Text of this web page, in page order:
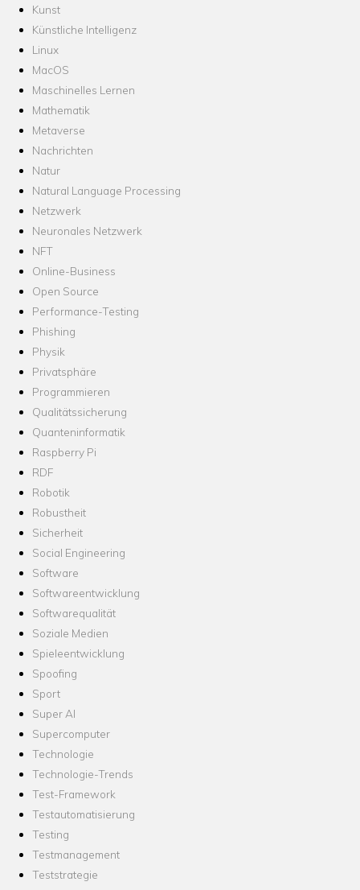
Kunst
Künstliche Intelligenz
Linux
MacOS
Maschinelles Lernen
Mathematik
Metaverse
Nachrichten
Natur
Natural Language Processing
Netzwerk
Neuronales Netzwerk
NFT
Online-Business
Open Source
Performance-Testing
Phishing
Physik
Privatsphäre
Programmieren
Qualitätssicherung
Quanteninformatik
Raspberry Pi
RDF
Robotik
Robustheit
Sicherheit
Social Engineering
Software
Softwareentwicklung
Softwarequalität
Soziale Medien
Spieleentwicklung
Spoofing
Sport
Super AI
Supercomputer
Technologie
Technologie-Trends
Test-Framework
Testautomatisierung
Testing
Testmanagement
Teststrategie